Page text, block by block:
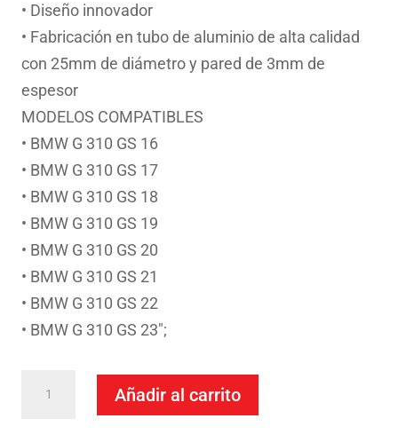
• Diseño innovador
• Fabricación en tubo de aluminio de alta calidad
con 25mm de diámetro y pared de 3mm de
espesor
MODELOS COMPATIBLES
• BMW G 310 GS 16
• BMW G 310 GS 17
• BMW G 310 GS 18
• BMW G 310 GS 19
• BMW G 310 GS 20
• BMW G 310 GS 21
• BMW G 310 GS 22
• BMW G 310 GS 23″;
Añadir al carrito